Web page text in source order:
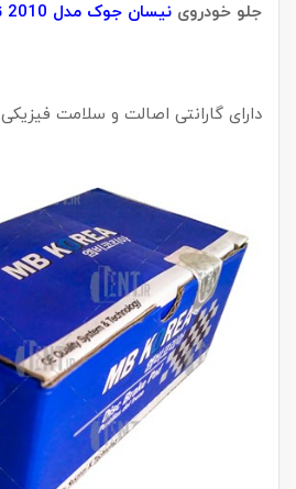
جلو خودروی نیسان جوک مدل 2010 تا 2018
دارای گارانتی اصالت و سلامت فیزیکی